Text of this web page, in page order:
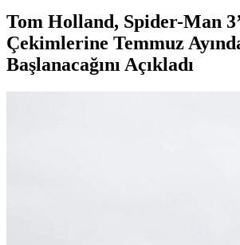
Tom Holland, Spider-Man
Çekimlerine Temmuz
Başlanacağını Açıkladı